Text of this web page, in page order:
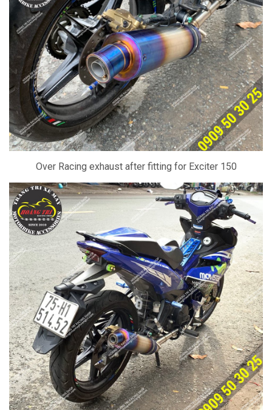
Over Racing exhaust after fitting for Exciter 150